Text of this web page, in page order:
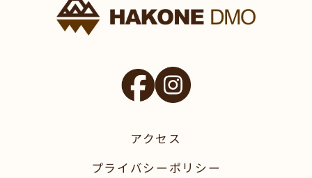
アクセス
プライバシーポリシー